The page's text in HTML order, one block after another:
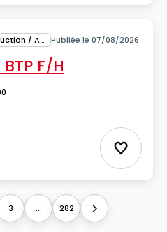
BTP / Matériaux de construction / Architecture Publiée le 07/08/2026
F/H
Ajouter
3 ... 282 Next